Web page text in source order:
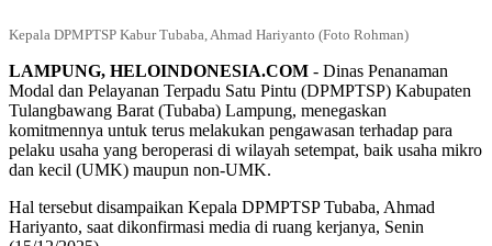
Kepala DPMPTSP Kabur Tubaba, Ahmad Hariyanto (Foto Rohman)
LAMPUNG, HELOINDONESIA.COM - Dinas Penanaman
Modal dan Pelayanan Terpadu Satu Pintu (DPMPTSP) Kabupaten
Tulangbawang Barat (Tubaba) Lampung, menegaskan
komitmennya untuk terus melakukan pengawasan terhadap para
pelaku usaha yang beroperasi di wilayah setempat, baik usaha mikro
dan kecil (UMK) maupun non-UMK.
Hal tersebut disampaikan Kepala DPMPTSP Tubaba, Ahmad
Hariyanto, saat dikonfirmasi media di ruang kerjanya, Senin